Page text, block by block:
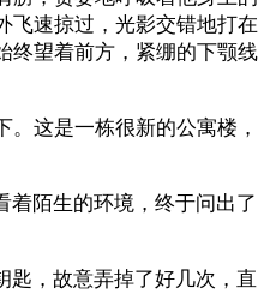
飞速掠过，光影交错地打在
终望着前方，紧绷的下颚线
这是一栋很新的公寓楼，
着陌生的环境，终于问出了
匙，故意弄掉了好几次，直